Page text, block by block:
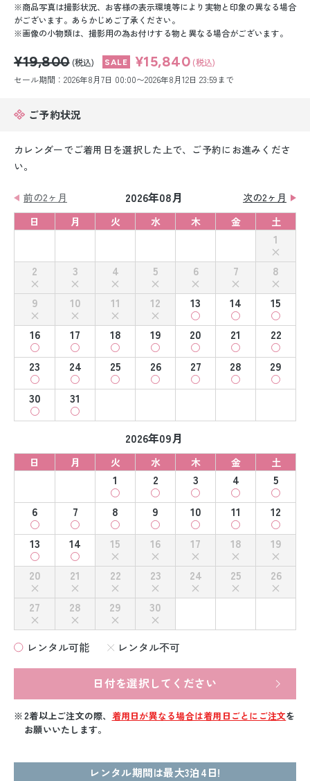
白無垢&紋付袴レンタル
小物販売品
商品写真は撮影状況、お客様の表示環境等により実物と印象の異なる場合
がございます。あらかじめご了承ください。
画像の小物類は、撮影用の為お付けする物と異なる場合がございます。
¥19,800 (税込) ¥15,840 (税込)
セール期間：2026年8月7日 00:00〜2026年8月12日 23:59まで
ご予約状況
カレンダーでご着用日を選択した上で、ご予約にお進みくださ
い。
前の2ヶ月 2026年08月
次の2ヶ月
日
月 火 水 木 金 土
1
2
3 4 5 6 7
8
9
10 11 12 13 14
15
16
17 18 19 20 21
22
23
24 25 26 27 28
29
30
31
2026年09月
日 月 火 水 木 金 土
1 2 3 4
5
6
7 8 9 10 11
12
13
14 15 16 17 18
19
20
21 22 23 24 25
26
27
28 29 30
レンタル可能 レンタル不可
日付を選択してください
2着以上ご注文の際、 着用日が異なる場合は着用日ごとにご注文を
お願いいたします。
レンタル期間は最大3泊4日!